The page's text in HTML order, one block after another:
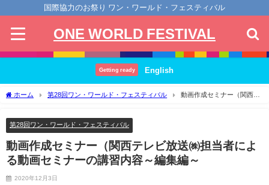
国際協力のお祭り ワン・ワールド・フェスティバル
ONE WORLD FESTIVAL
Getting ready English
ホーム 第28回ワン・ワールド・フェスティバル
動画作成セミナー（関西テ
第28回ワン・ワールド・フェスティバル
動画作成セミナー（関西テレビ放送㈱担当者によ
る動画セミナーの講習内容～編集編～
2020年12月3日